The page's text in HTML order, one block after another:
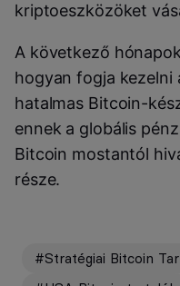
kriptoeszközöket
A következő
hogyan fogja kezelni
hatalmas Bitcoin-
ennek a globális
Bitcoin mostantól
része.
#Stratégiai Bitcoin